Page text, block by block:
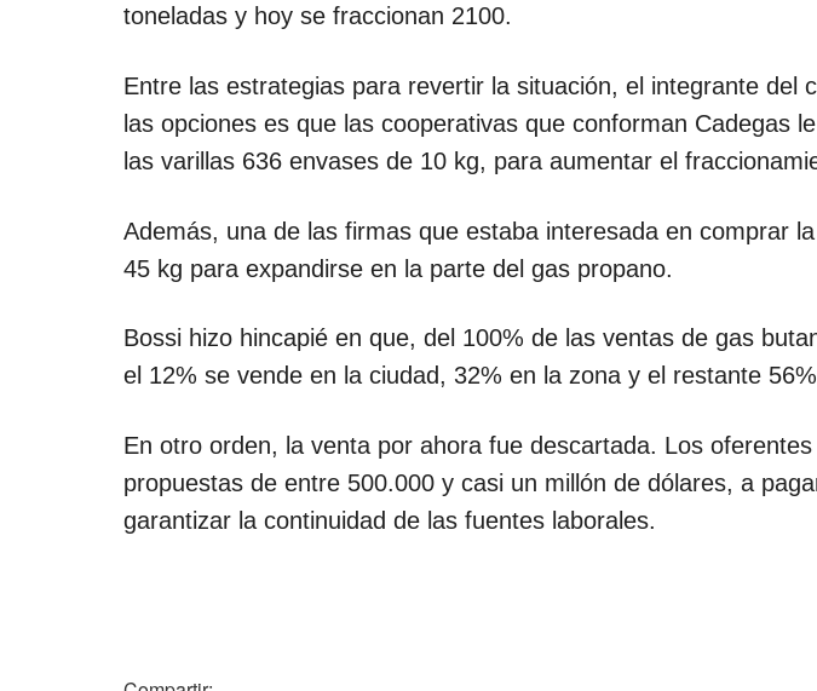
toneladas y hoy se fraccionan 2100.
Entre las estrategias para revertir la situación, el integrante del
las opciones es que las cooperativas que conforman Cadegas
las varillas 636 envases de 10 kg, para aumentar el
Además, una de las firmas que estaba interesada en comprar
45 kg para expandirse en la parte del gas propano.
Bossi hizo hincapié en que, del 100% de las ventas de gas
el 12% se vende en la ciudad, 32% en la zona y el restante
En otro orden, la venta por ahora fue descartada. Los
propuestas de entre 500.000 y casi un millón de dólares, a
garantizar la continuidad de las fuentes laborales.